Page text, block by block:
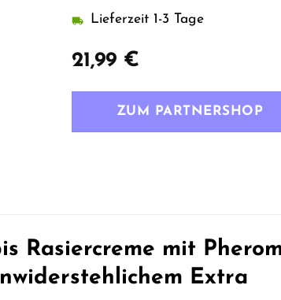
21,99 €
Lieferzeit 1-3 Tage
ZUM PARTNERSHOP
Rasiercreme mit
Extra